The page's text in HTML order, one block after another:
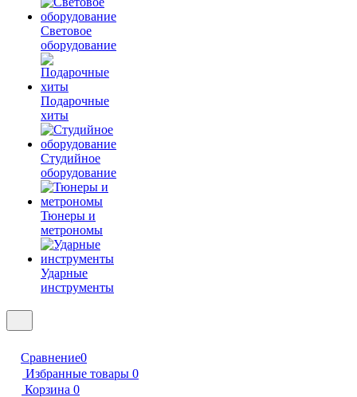
Световое
оборудование
Подарочные
хиты
Студийное
оборудование
Тюнеры и
метрономы
Ударные
инструменты
Сравнение0
Избранные товары 0
Корзина 0